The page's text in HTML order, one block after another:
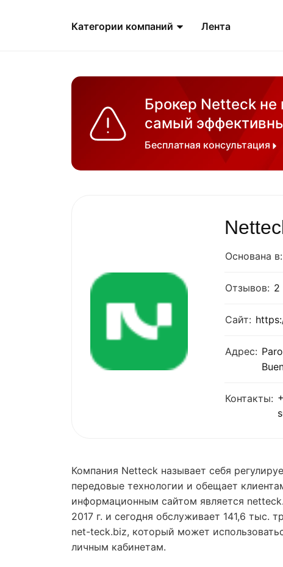
Категории компаний Лента
Брокер Netteck не
самый
Бесплатная консультация
Основана в:
Отзывов: 2
Сайт:
Адрес:
Контакты:
Компания Netteck называет себя
передовые технологии и обещает
информационным сайтом является
2017 г. и сегодня обслуживает 141,6 тыс.
net-teck.biz, который может
личным кабинетам.